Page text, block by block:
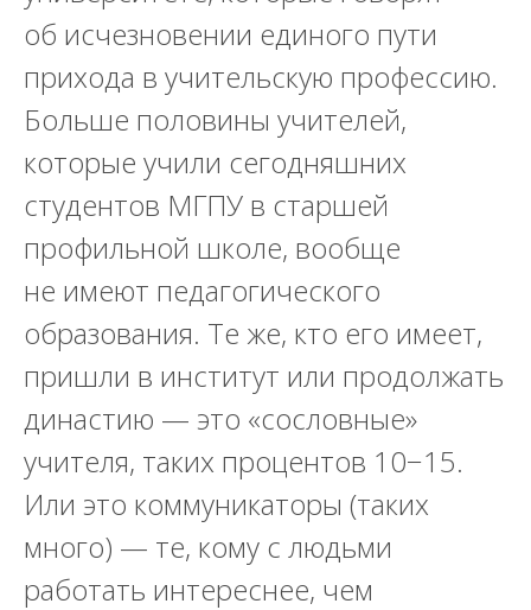
об исчезновении единого пути
прихода в учительскую профессию.
Больше половины учителей,
которые учили сегодняшних
студентов МГПУ в старшей
профильной школе, вообще
не имеют педагогического
образования. Те же, кто его имеет,
пришли в институт или продолжать
династию — это «сословные»
учителя, таких процентов 10−15.
Или это коммуникаторы (таких
много) — те, кому с людьми
работать интереснее, чем